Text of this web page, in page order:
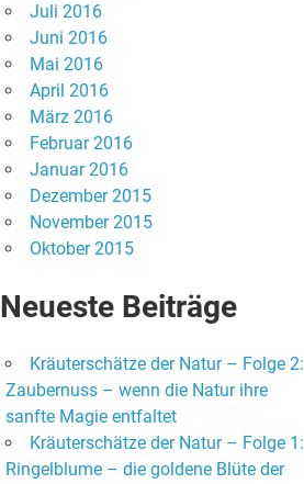
Juli 2016
Juni 2016
Mai 2016
April 2016
März 2016
Februar 2016
Januar 2016
Dezember 2015
November 2015
Oktober 2015
Neueste Beiträge
Kräuterschätze der Natur – Folge 2:
Zaubernuss – wenn die Natur ihre
sanfte Magie entfaltet
Kräuterschätze der Natur – Folge 1:
Ringelblume – die goldene Blüte der